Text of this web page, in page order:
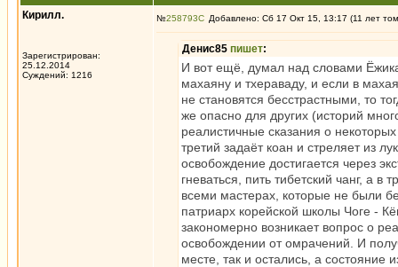
Кирилл.
Зарегистрирован:
25.12.2014
Суждений: 1216
№258793 Добавлено: Сб 17 Окт 15, 13:17 (11 лет
Денис85 пишет:
И вот ещё, думал над словами
махаяну и тхераваду, и если в
не становятся бесстрастными, то
же опасно для других (историй
реалистичные сказания о
третий задаёт коан и стреляет из
освобождение достигается через
гневаться, пить тибетский чанг, а
всеми мастерах, которые не были
патриарх корейской школы Чоге -
закономерно возникает вопрос о
освобождении от омрачений. И
месте, так и остались, а состояние